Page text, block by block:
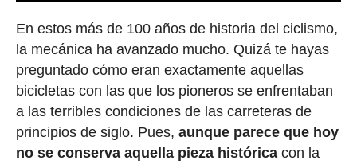
En estos más de 100 años de historia del ciclismo,
la mecánica ha avanzado mucho. Quizá te hayas
preguntado cómo eran exactamente aquellas
bicicletas con las que los pioneros se enfrentaban
a las terribles condiciones de las carreteras de
principios de siglo. Pues, aunque parece que hoy
no se conserva aquella pieza históricacon la